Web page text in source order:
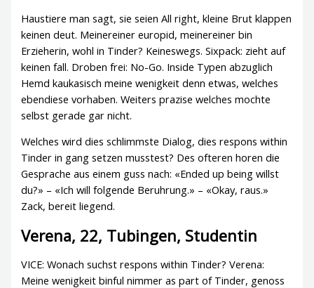
Haustiere man sagt, sie seien All right, kleine Brut klappen
keinen deut. Meinereiner europid, meinereiner bin
Erzieherin, wohl in Tinder? Keineswegs. Sixpack: zieht auf
keinen fall. Droben frei: No-Go. Inside Typen abzuglich
Hemd kaukasisch meine wenigkeit denn etwas, welches
ebendiese vorhaben. Weiters prazise welches mochte
selbst gerade gar nicht.
Welches wird dies schlimmste Dialog, dies respons within
Tinder in gang setzen musstest? Des ofteren horen die
Gesprache aus einem guss nach: «Ended up being willst
du?» – «Ich will folgende Beruhrung.» – «Okay, raus.»
Zack, bereit liegend.
Verena, 22, Tubingen, Studentin
VICE: Wonach suchst respons within Tinder? Verena:
Meine wenigkeit binful nimmer as part of Tinder, genoss